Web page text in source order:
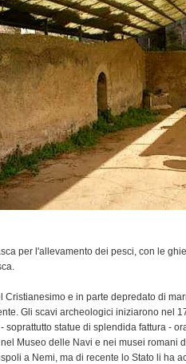
per l'allevamento dei pesci, con le
Cristianesimo e in parte depredato di
Gli scavi archeologici iniziarono nel
soprattutto statue di splendida fattura -
nel Museo delle Navi e nei musei romani
a Nemi, ma di recente lo Stato li ha